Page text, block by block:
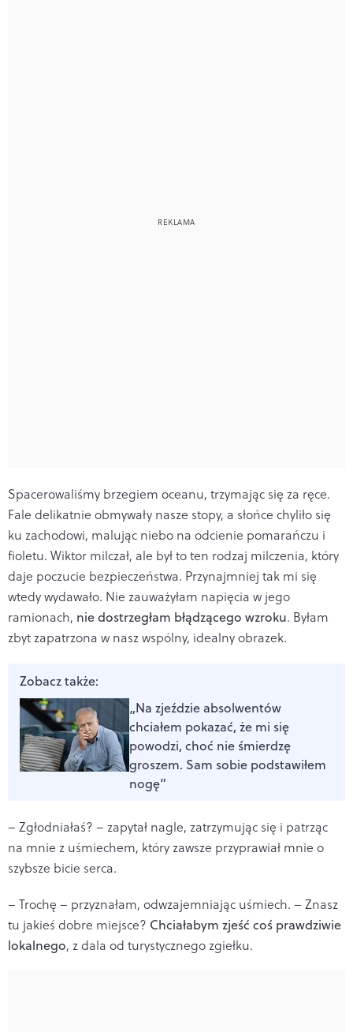
Spacerowaliśmy brzegiem oceanu, trzymając się za ręce.
Fale delikatnie obmywały nasze stopy, a słońce chyliło się
ku zachodowi, malując niebo na odcienie pomarańczu i
fioletu. Wiktor milczał, ale był to ten rodzaj milczenia, który
daje poczucie bezpieczeństwa. Przynajmniej tak mi się
wtedy wydawało. Nie zauważyłam napięcia w jego
ramionach, nie dostrzegłam błądzącego wzroku. Byłam
zbyt zapatrzona w nasz wspólny, idealny obrazek.
Zobacz także:
„Na zjeździe absolwentów
chciałem pokazać, że mi się
powodzi, choć nie śmierdzę
groszem. Sam sobie podstawiłem
nogę”
– Zgłodniałaś? – zapytał nagle, zatrzymując się i patrząc
na mnie z uśmiechem, który zawsze przyprawiał mnie o
szybsze bicie serca.
– Trochę – przyznałam, odwzajemniając uśmiech. – Znasz
tu jakieś dobre miejsce? Chciałabym zjeść coś prawdziwie
lokalnego, z dala od turystycznego zgiełku.